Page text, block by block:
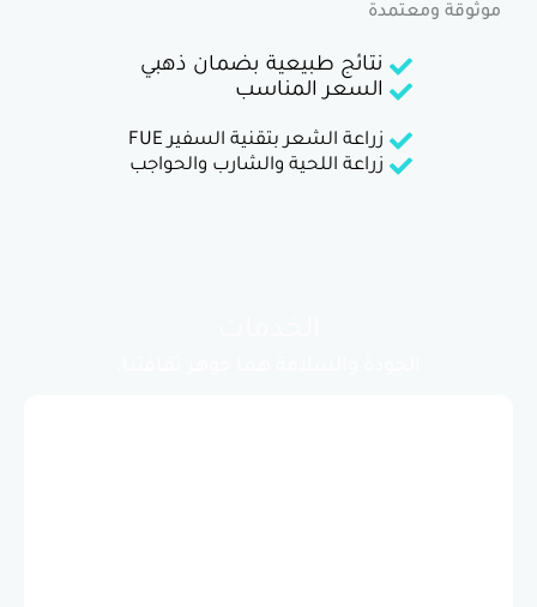
نتائج طبيعية بضمان ذهبي
السعر المناسب
زراعة الشعر بتقنية السفير FUE
زراعة اللحية والشارب والحواجب